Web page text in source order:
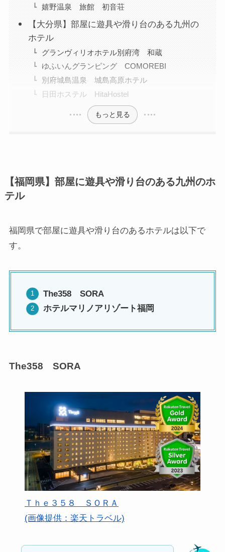
嬉野温泉 旅館 初音荘
【大分県】部屋に遊具や滑り台のある九州の
ホテル
グランヴィリオホテル別府湾 和蔵
ゆふいんグランピング COMOREBI
別府城島温泉 城島高原ホテル
日田ホステル HitaHostel
もっと見る
【福岡県】部屋に遊具や滑り台のある九州のホ
テル
福岡県で部屋に遊具や滑り台のあるホテルは以下で
す。
The358 SORA
ホテルマリノアリゾート福岡
The358 SORA
Ｔｈｅ３５８ ＳＯＲＡ
(画像提供：楽天トラベル)